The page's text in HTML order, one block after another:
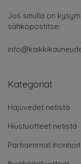
Jos sinulla on
sähköpostitse:
Kategoriat
Hajuvedet netistä
Hiustuotteet netistä
Parhaimmat